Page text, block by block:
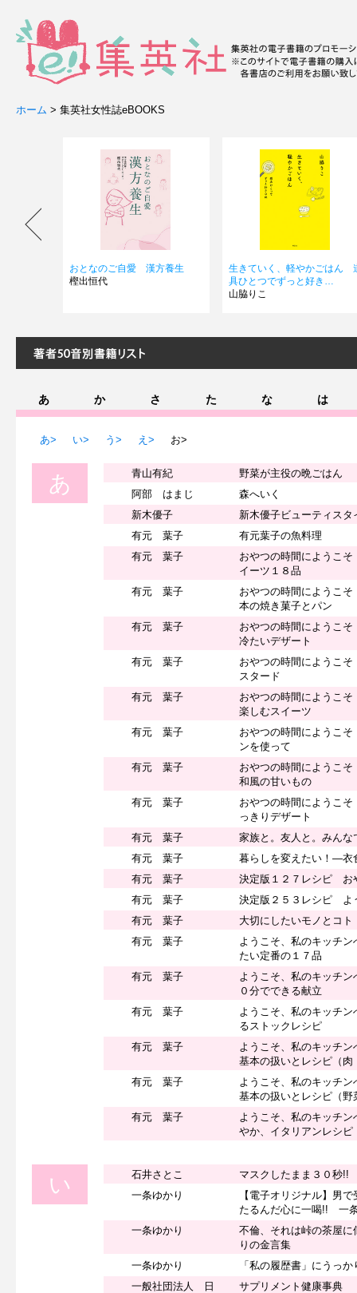
ホーム > 集英社女性誌eBOOKS
生きていく、軽やかごはん 道
具ひとつでずっと好き…
「私の履歴書」にうっかり
ら、家の掃除をするは…
一条ゆかり
あ か さ た な は
あ> い> う> え> お>
あ 青山有紀
野菜が主役の晩ごはん
阿部 はまじ
森へいく
新木優子
新木優子ビューティス
有元 葉子
有元葉子の魚料理
有元 葉子
おやつの時間にようこ
イーツ１８品
有元 葉子
おやつの時間によう
本の焼き菓子とパン
有元 葉子
おやつの時間にようこ
冷たいデザート
有元 葉子
おやつの時間にようこ
スタード
有元 葉子
おやつの時間にようこ
楽しむスイーツ
有元 葉子
おやつの時間にようこ
ンを使って
有元 葉子
おやつの時間にようこ
和風の甘いもの
有元 葉子
おやつの時間にようこ
っきりデザート
有元 葉子
家族と。友人と。みんな
有元 葉子
暮らしを変えたい！―
有元 葉子
決定版１２７レシピ お
有元 葉子
決定版２５３レシピ よ
有元 葉子
大切にしたいモノとコト
有元 葉子
ようこそ、私のキッチ
たい定番の１７品
有元 葉子
ようこそ、私のキッチ
０分でできる献立
有元 葉子
ようこそ、私のキッチ
るストックレシピ
有元 葉子
ようこそ、私のキッチ
基本の扱いとレシピ（肉
有元 葉子
ようこそ、私のキッチ
基本の扱いとレシピ（野
有元 葉子
ようこそ、私のキッチ
やか、イタリアンレシピ
い 石井さとこ
マスクしたまま３０秒
一条ゆかり
【電子オリジナル】男
たるんだ心に一喝!! 一
一条ゆかり
不倫、それは峠の茶屋
りの金言集
一条ゆかり
「私の履歴書」にうっ
一般社団法人 日
サプリメント健康事典